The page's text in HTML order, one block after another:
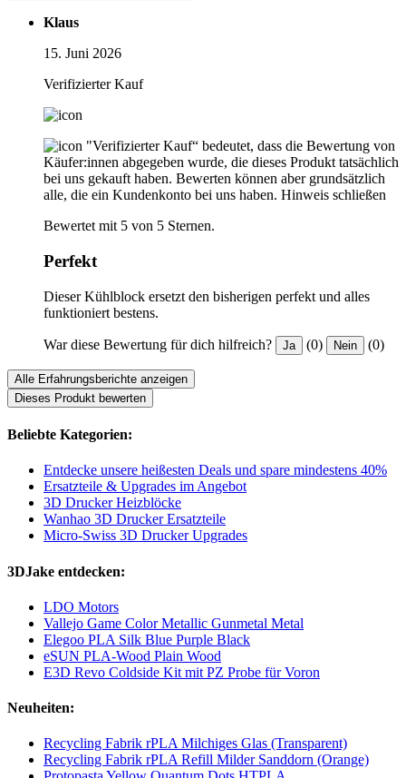
Klaus
15. Juni 2026
Verifizierter Kauf
"Verifizierter Kauf“ bedeutet, dass die Bewertung von
Käufer:innen abgegeben wurde, die dieses Produkt tatsächlich
bei uns gekauft haben. Bewerten können aber grundsätzlich
alle, die ein Kundenkonto bei uns haben. Hinweis schließen
Bewertet mit 5 von 5 Sternen.
Perfekt
Dieser Kühlblock ersetzt den bisherigen perfekt und alles
funktioniert bestens.
War diese Bewertung für dich hilfreich? Ja (0) Nein (0)
Alle Erfahrungsberichte anzeigen
Dieses Produkt bewerten
Beliebte Kategorien:
Entdecke unsere heißesten Deals und spare mindestens 40%
Ersatzteile & Upgrades im Angebot
3D Drucker Heizblöcke
Wanhao 3D Drucker Ersatzteile
Micro-Swiss 3D Drucker Upgrades
3DJake entdecken:
LDO Motors
Vallejo Game Color Metallic Gunmetal Metal
Elegoo PLA Silk Blue Purple Black
eSUN PLA-Wood Plain Wood
E3D Revo Coldside Kit mit PZ Probe für Voron
Neuheiten:
Recycling Fabrik rPLA Milchiges Glas (Transparent)
Recycling Fabrik rPLA Refill Milder Sanddorn (Orange)